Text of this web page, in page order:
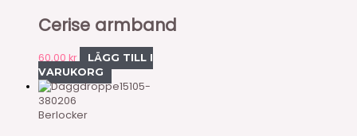
Cerise armband
60,00 kr
LÄGG TILL I
VARUKORG
15105-
380206
Berlocker